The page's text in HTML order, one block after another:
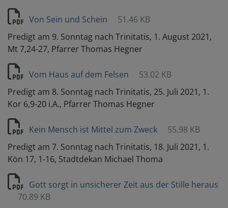
Von Sein und Schein
51.46 KB
Predigt am 9. Sonntag nach Trinitatis, 1. August 2021,
Mt 7,24-27, Pfarrer Thomas Hegner
Vom Haus auf dem Felsen
53.02 KB
Predigt am 8. Sonntag nach Trinitatis, 25. Juli 2021, 1.
Kor 6,9-20 i.A., Pfarrer Thomas Hegner
Kein Mensch ist Mittel zum Zweck
55.98 KB
Predigt am 7. Sonntag nach Trinitatis, 18. Juli 2021, 1.
Kön 17, 1-16, Stadtdekan Michael Thoma
Gott sorgt in unsicherer Zeit aus der Stille heraus
70.89 KB